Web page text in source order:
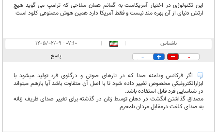
این تکنولوژی در اختیار آمریکاست به گمانم همان سلاحی که ترامپ می گوید هیچ
ارتش دنیای از آن بهره مند نیست و فقط آمریکا دارد همین هوش مصنوعی کلود است
ناشناس |
|
۰۷:۱۰ - ۱۴۰۵/۰۲/۰۹
0
0 پاسخ
اگر فرکانس ودامنه صدا که در تارهای صوتی و درگلوی فرد تولید میشود با
ابزارالکترونیکی مخصوص تغییر داده شود تا با اصل آن متفاوت باشد آیا بازهم میتواند
در شناسایی فرد قابل استفاده باشد.
مصداق گذاشتن انگشت در دهان توسط زنان در گذشته برای تغییر صدای ظریف زنانه
به صدای کلفت درمقابل مردان نامحرم